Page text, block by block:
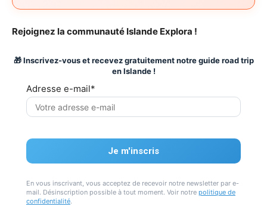
Rejoignez la communauté Islande Explora !
🎁 Inscrivez-vous et recevez gratuitement notre guide road trip
en Islande !
Adresse e-mail*
En vous inscrivant, vous acceptez de recevoir notre newsletter par e-
mail. Désinscription possible à tout moment. Voir notre politique de
confidentialité.